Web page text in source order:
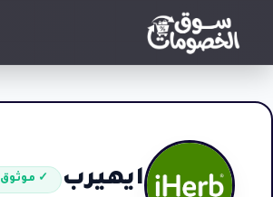
ايهيرب ✓ موثوق